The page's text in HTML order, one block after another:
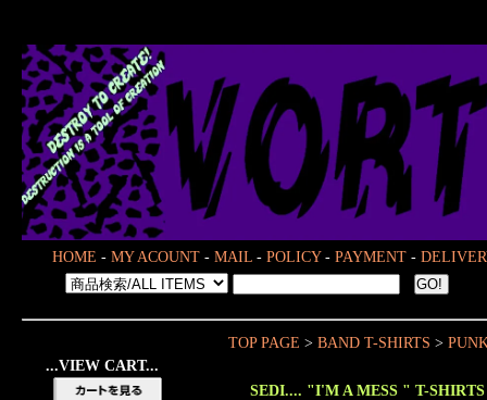
HOME - MY ACOUNT - MAIL - POLICY- PAYMENT -
...VIEW CART...
TOP PAGE > BAND T-SHIRTS >
SEDI.... "I'M A MESS " T-SHIRTS